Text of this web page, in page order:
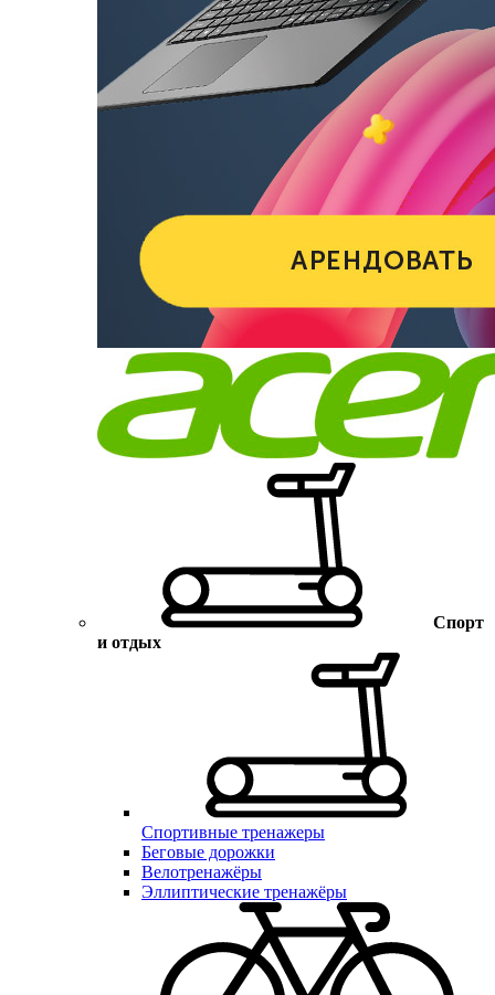
Спорт
и отдых
Спортивные тренажеры
Беговые дорожки
Велотренажёры
Эллиптические тренажёры